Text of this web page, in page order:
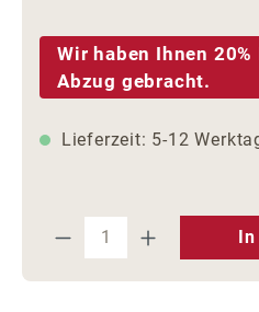
Wir haben Ihnen
Abzug gebracht.
Lieferzeit: 5-12
Produkt Anzahl: In